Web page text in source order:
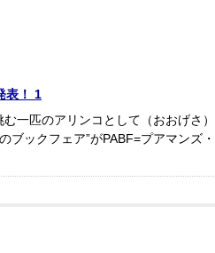
表！ 1
一匹のアリンコとして（おおげさ）
ブックフェア”がPABF=プアマンズ